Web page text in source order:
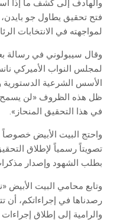
والهادف إلى كشف ما إذا
فتح تحقيق يطاول جو
لمواجهته في الانتخابات
وقال سيبولوني في رسالة
لمجلس النواب الأميركي
الأسس الشرعية الدستورية
ظل هذه الظروف «لن يسمح
في هذا التحقيق المنحاز».
واحتج البيت الأبيض
تصويتاً رسمياً لإطلاق
بطلب الشهود وإصدار
وتابع محامي البيت الأبيض
رصدناها في إجراءاتكم، أن
والرامية إلى إطلاق